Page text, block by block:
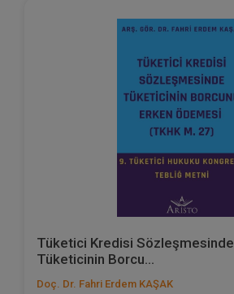
Tüketici Kredisi Sözleşmesinde
Tüketicinin Borcu...
Doç. Dr. Fahri Erdem KAŞAK